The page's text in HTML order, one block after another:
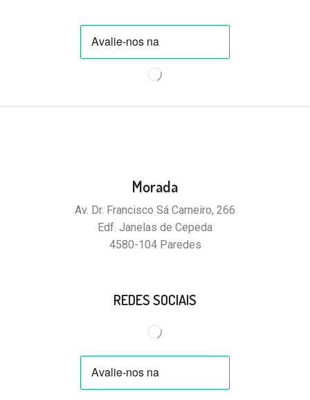
Morada
Av. Dr. Francisco Sá Carneiro, 266
Edf. Janelas de Cepeda
4580-104 Paredes
REDES SOCIAIS